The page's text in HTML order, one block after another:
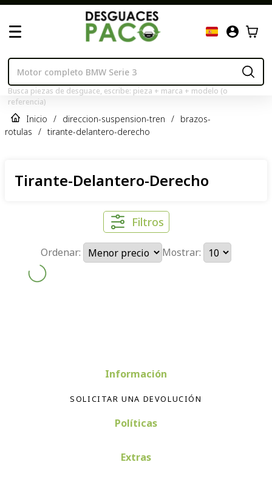
Busca piezas de desguace, escribe: pieza + marca + modelo (o
referencia)
Inicio / direccion-suspension-tren / brazos-
rotulas / tirante-delantero-derecho
Tirante-Delantero-Derecho
Filtros
Ordenar: Mostrar:
SOLICITAR UNA DEVOLUCIÓN
Políticas